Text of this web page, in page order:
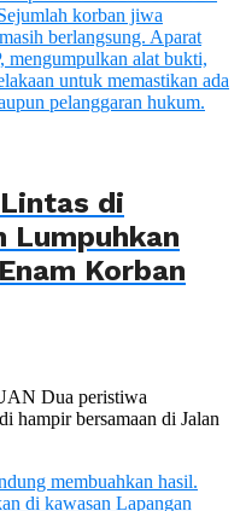
di
Lumpuhkan
Korban
Dua peristiwa
hampir bersamaan di Jalan